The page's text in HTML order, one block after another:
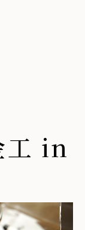
式店鋪。
in